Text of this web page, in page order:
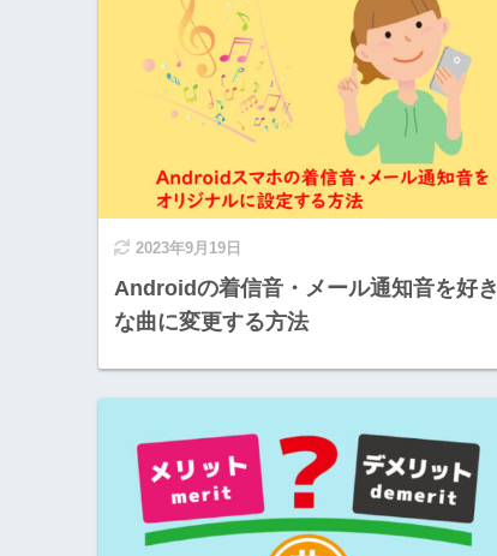
2023年9月19日
Androidの着信音・メール通知音を好き
な曲に変更する方法